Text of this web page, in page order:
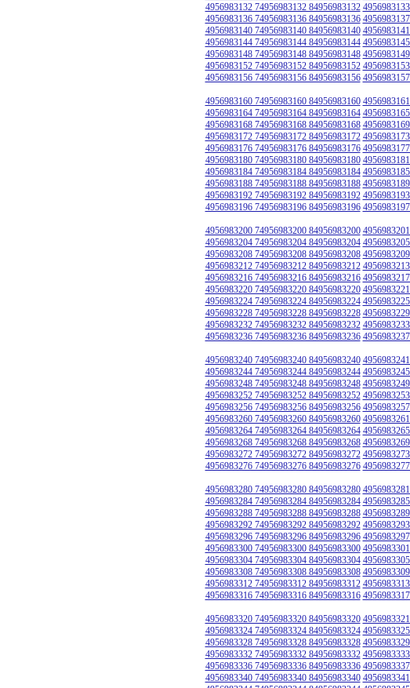
4956983132 74956983132 84956983132
4956983136 74956983136 84956983136
4956983140 74956983140 84956983140
4956983144 74956983144 84956983144
4956983148 74956983148 84956983148
4956983152 74956983152 84956983152
4956983156 74956983156 84956983156
4956983160 74956983160 84956983160
4956983164 74956983164 84956983164
4956983168 74956983168 84956983168
4956983172 74956983172 84956983172
4956983176 74956983176 84956983176
4956983180 74956983180 84956983180
4956983184 74956983184 84956983184
4956983188 74956983188 84956983188
4956983192 74956983192 84956983192
4956983196 74956983196 84956983196
4956983200 74956983200 84956983200
4956983204 74956983204 84956983204
4956983208 74956983208 84956983208
4956983212 74956983212 84956983212
4956983216 74956983216 84956983216
4956983220 74956983220 84956983220
4956983224 74956983224 84956983224
4956983228 74956983228 84956983228
4956983232 74956983232 84956983232
4956983236 74956983236 84956983236
4956983240 74956983240 84956983240
4956983244 74956983244 84956983244
4956983248 74956983248 84956983248
4956983252 74956983252 84956983252
4956983256 74956983256 84956983256
4956983260 74956983260 84956983260
4956983264 74956983264 84956983264
4956983268 74956983268 84956983268
4956983272 74956983272 84956983272
4956983276 74956983276 84956983276
4956983280 74956983280 84956983280
4956983284 74956983284 84956983284
4956983288 74956983288 84956983288
4956983292 74956983292 84956983292
4956983296 74956983296 84956983296
4956983300 74956983300 84956983300
4956983304 74956983304 84956983304
4956983308 74956983308 84956983308
4956983312 74956983312 84956983312
4956983316 74956983316 84956983316
4956983320 74956983320 84956983320
4956983324 74956983324 84956983324
4956983328 74956983328 84956983328
4956983332 74956983332 84956983332
4956983336 74956983336 84956983336
4956983340 74956983340 84956983340